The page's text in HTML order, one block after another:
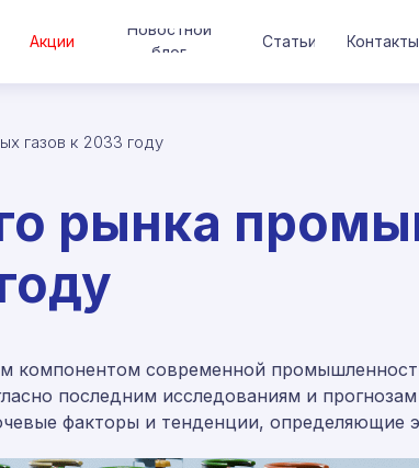
Новостной
блог
Контакты
Статьи
Акции
газов к 2033 году
рынка
компонентом современной
последним исследованиям и
факторы и тенденции, определяющие